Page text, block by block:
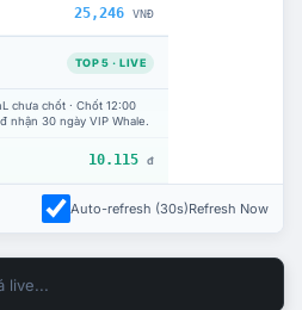
25,246 VNĐ
TOP 5 · LIVE
chưa chốt · Chốt 12:00
nhận 30 ngày VIP Whale.
10.115 đ
Auto-refresh (30s)Refresh Now
live...